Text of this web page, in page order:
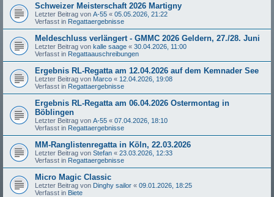
Schweizer Meisterschaft 2026 Martigny
Letzter Beitrag von A-55 « 05.05.2026, 21:22
Verfasst in Regattaergebnisse
Meldeschluss verlängert - GMMC 2026 Geldern, 27./28. Juni
Letzter Beitrag von kalle saage « 30.04.2026, 11:00
Verfasst in Regattaauschreibungen
Ergebnis RL-Regatta am 12.04.2026 auf dem Kemnader See
Letzter Beitrag von Marco « 12.04.2026, 19:08
Verfasst in Regattaergebnisse
Ergebnis RL-Regatta am 06.04.2026 Ostermontag in
Böblingen
Letzter Beitrag von A-55 « 07.04.2026, 18:10
Verfasst in Regattaergebnisse
MM-Ranglistenregatta in Köln, 22.03.2026
Letzter Beitrag von Stefan « 23.03.2026, 12:33
Verfasst in Regattaergebnisse
Micro Magic Classic
Letzter Beitrag von Dinghy sailor « 09.01.2026, 18:25
Verfasst in Biete